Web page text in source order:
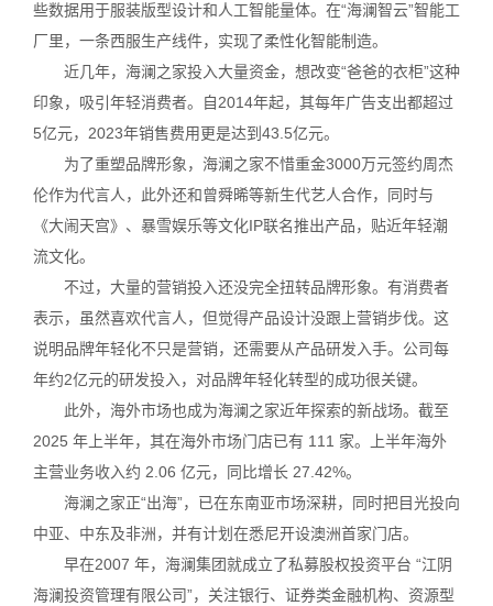
些数据用于服装版型设计和人工智能量体。在“海澜智云”智能工
厂里，一条西服生产线件，实现了柔性化智能制造。
近几年，海澜之家投入大量资金，想改变“爸爸的衣柜”这种
印象，吸引年轻消费者。自2014年起，其每年广告支出都超过
5亿元，2023年销售费用更是达到43.5亿元。
为了重塑品牌形象，海澜之家不惜重金3000万元签约周杰
伦作为代言人，此外还和曾舜晞等新生代艺人合作，同时与
《大闹天宫》、暴雪娱乐等文化IP联名推出产品，贴近年轻潮
流文化。
不过，大量的营销投入还没完全扭转品牌形象。有消费者
表示，虽然喜欢代言人，但觉得产品设计没跟上营销步伐。这
说明品牌年轻化不只是营销，还需要从产品研发入手。公司每
年约2亿元的研发投入，对品牌年轻化转型的成功很关键。
此外，海外市场也成为海澜之家近年探索的新战场。截至
2025 年上半年，其在海外市场门店已有 111 家。上半年海外
主营业务收入约 2.06 亿元，同比增长 27.42%。
海澜之家正“出海”，已在东南亚市场深耕，同时把目光投向
中亚、中东及非洲，并有计划在悉尼开设澳洲首家门店。
早在2007 年，海澜集团就成立了私募股权投资平台 “江阴
海澜投资管理有限公司”，关注银行、证券类金融机构、资源型